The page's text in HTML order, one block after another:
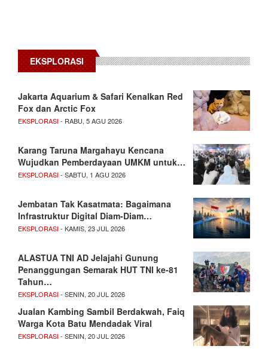
EKSPLORASI
Jakarta Aquarium & Safari Kenalkan Red
Fox dan Arctic Fox
EKSPLORASI- RABU, 5 AGU 2026
Karang Taruna Margahayu Kencana
Wujudkan Pemberdayaan UMKM untuk…
EKSPLORASI- SABTU, 1 AGU 2026
Jembatan Tak Kasatmata: Bagaimana
Infrastruktur Digital Diam-Diam…
EKSPLORASI- KAMIS, 23 JUL 2026
ALASTUA TNI AD Jelajahi Gunung
Penanggungan Semarak HUT TNI ke-81
Tahun…
EKSPLORASI- SENIN, 20 JUL 2026
Jualan Kambing Sambil Berdakwah, Faiq
Warga Kota Batu Mendadak Viral
EKSPLORASI- SENIN, 20 JUL 2026